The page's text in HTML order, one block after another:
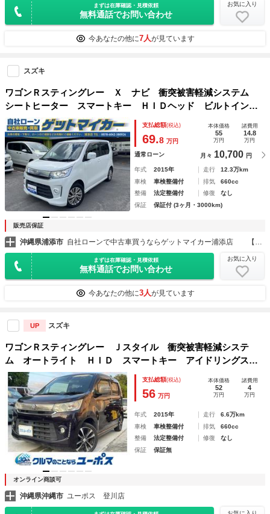
まずは在庫確認・見積依頼
無料通話でお問い合わせ
お気に入り
今あなたの他に7人が見ています
スズキ
ワゴンＲスティングレー Ｘ ナビ 衝突被害軽減システム
シートヒーター スマートキー ＨＩＤヘッド ビルトインＥ
ＴＣ オートハイビーム オートライト オートエアコン Ｃ
Ｄ ＤＶＤ再生 地デジ ＨＩＤフォグ
支払総額(税込)
69.8 万円
本体価格
55
万円
諸費用
14.8
万円
通常ローン 月々 10,700 円
年式 2015年 走行
12.3万km
車検
車検整備付 排気
660cc
整備
法定整備付 修復
なし
保証
保証付 (3ヶ月・3000km)
販売店保証
沖縄県浦添市
まずは在庫確認・見積依頼
無料通話でお問い合わせ
お気に入り
今あなたの他に3人が見ています
UP スズキ
ワゴンＲスティングレー Ｊスタイル 衝突被害軽減システ
ム オートライト ＨＩＤ スマートキー アイドリングスト
ップ 電動格納ミラー シートヒーター ベンチシート ＣＶ
Ｔ 盗難防止システム ＡＢＳ ＥＳＣ Ｂｌｕｅｔｏｏｔｈ
支払総額(税込)
56 万円
本体価格
52
万円
諸費用
4
万円
年式 2015年 走行
6.6万km
車検
車検整備付 排気
660cc
整備
法定整備付 修復
なし
保証
保証無
オンライン商談可
沖縄県沖縄市 ユーポス 登川店